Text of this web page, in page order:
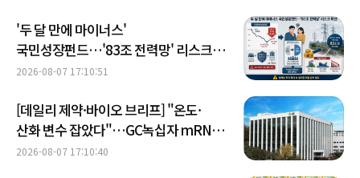
'두 달 만에 마이너스'
국민성장펀드…'83조 전력망' 리스크
확산
2026-08-07 17:10:51
[데일리 제약·바이오 브리프] "온도·
산화 변수 잡았다"…GC녹십자 mRNA
플랫폼 개발 外
2026-08-07 17:10:40